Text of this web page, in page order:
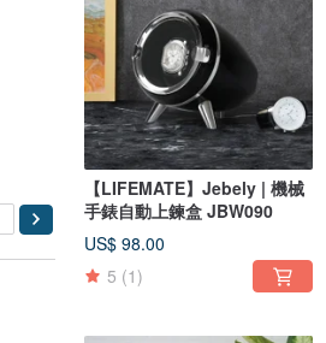
【LIFEMATE】Jebely | 機械
手錶自動上鍊盒 JBW090
US$ 98.00
5 (1)